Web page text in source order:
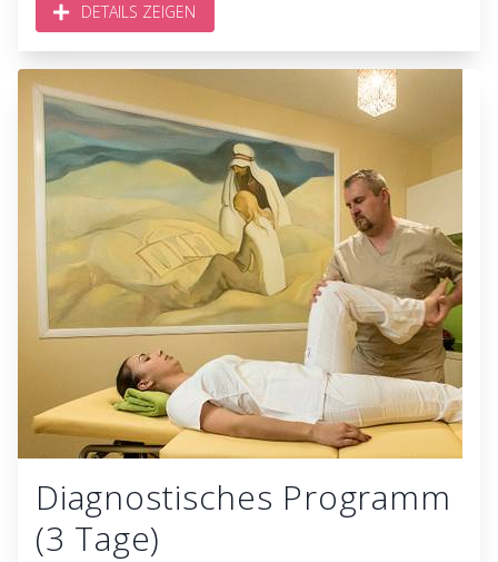
DETAILS ZEIGEN
Diagnostisches Programm
(3 Tage)